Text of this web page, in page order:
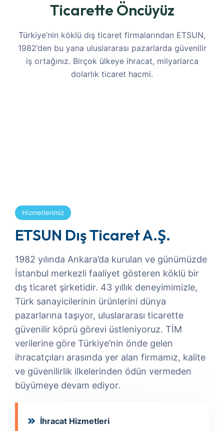
Ticarette Öncüyüz
Türkiye’nin köklü dış ticaret firmalarından ETSUN,
1982’den bu yana uluslararası pazarlarda güvenilir
iş ortağınız. Birçok ülkeye ihracat, milyarlarca
dolarlık ticaret hacmi.
Hizmetlerimiz
ETSUN Dış Ticaret A.Ş.
1982 yılında Ankara’da kurulan ve günümüzde
İstanbul merkezli faaliyet gösteren köklü bir
dış ticaret şirketidir. 43 yıllık deneyimimizle,
Türk sanayicilerinin ürünlerini dünya
pazarlarına taşıyor, uluslararası ticarette
güvenilir köprü görevi üstleniyoruz. TİM
verilerine göre Türkiye’nin önde gelen
ihracatçıları arasında yer alan firmamız, kalite
ve güvenilirlik ilkelerinden ödün vermeden
büyümeye devam ediyor.
İhracat Hizmetleri